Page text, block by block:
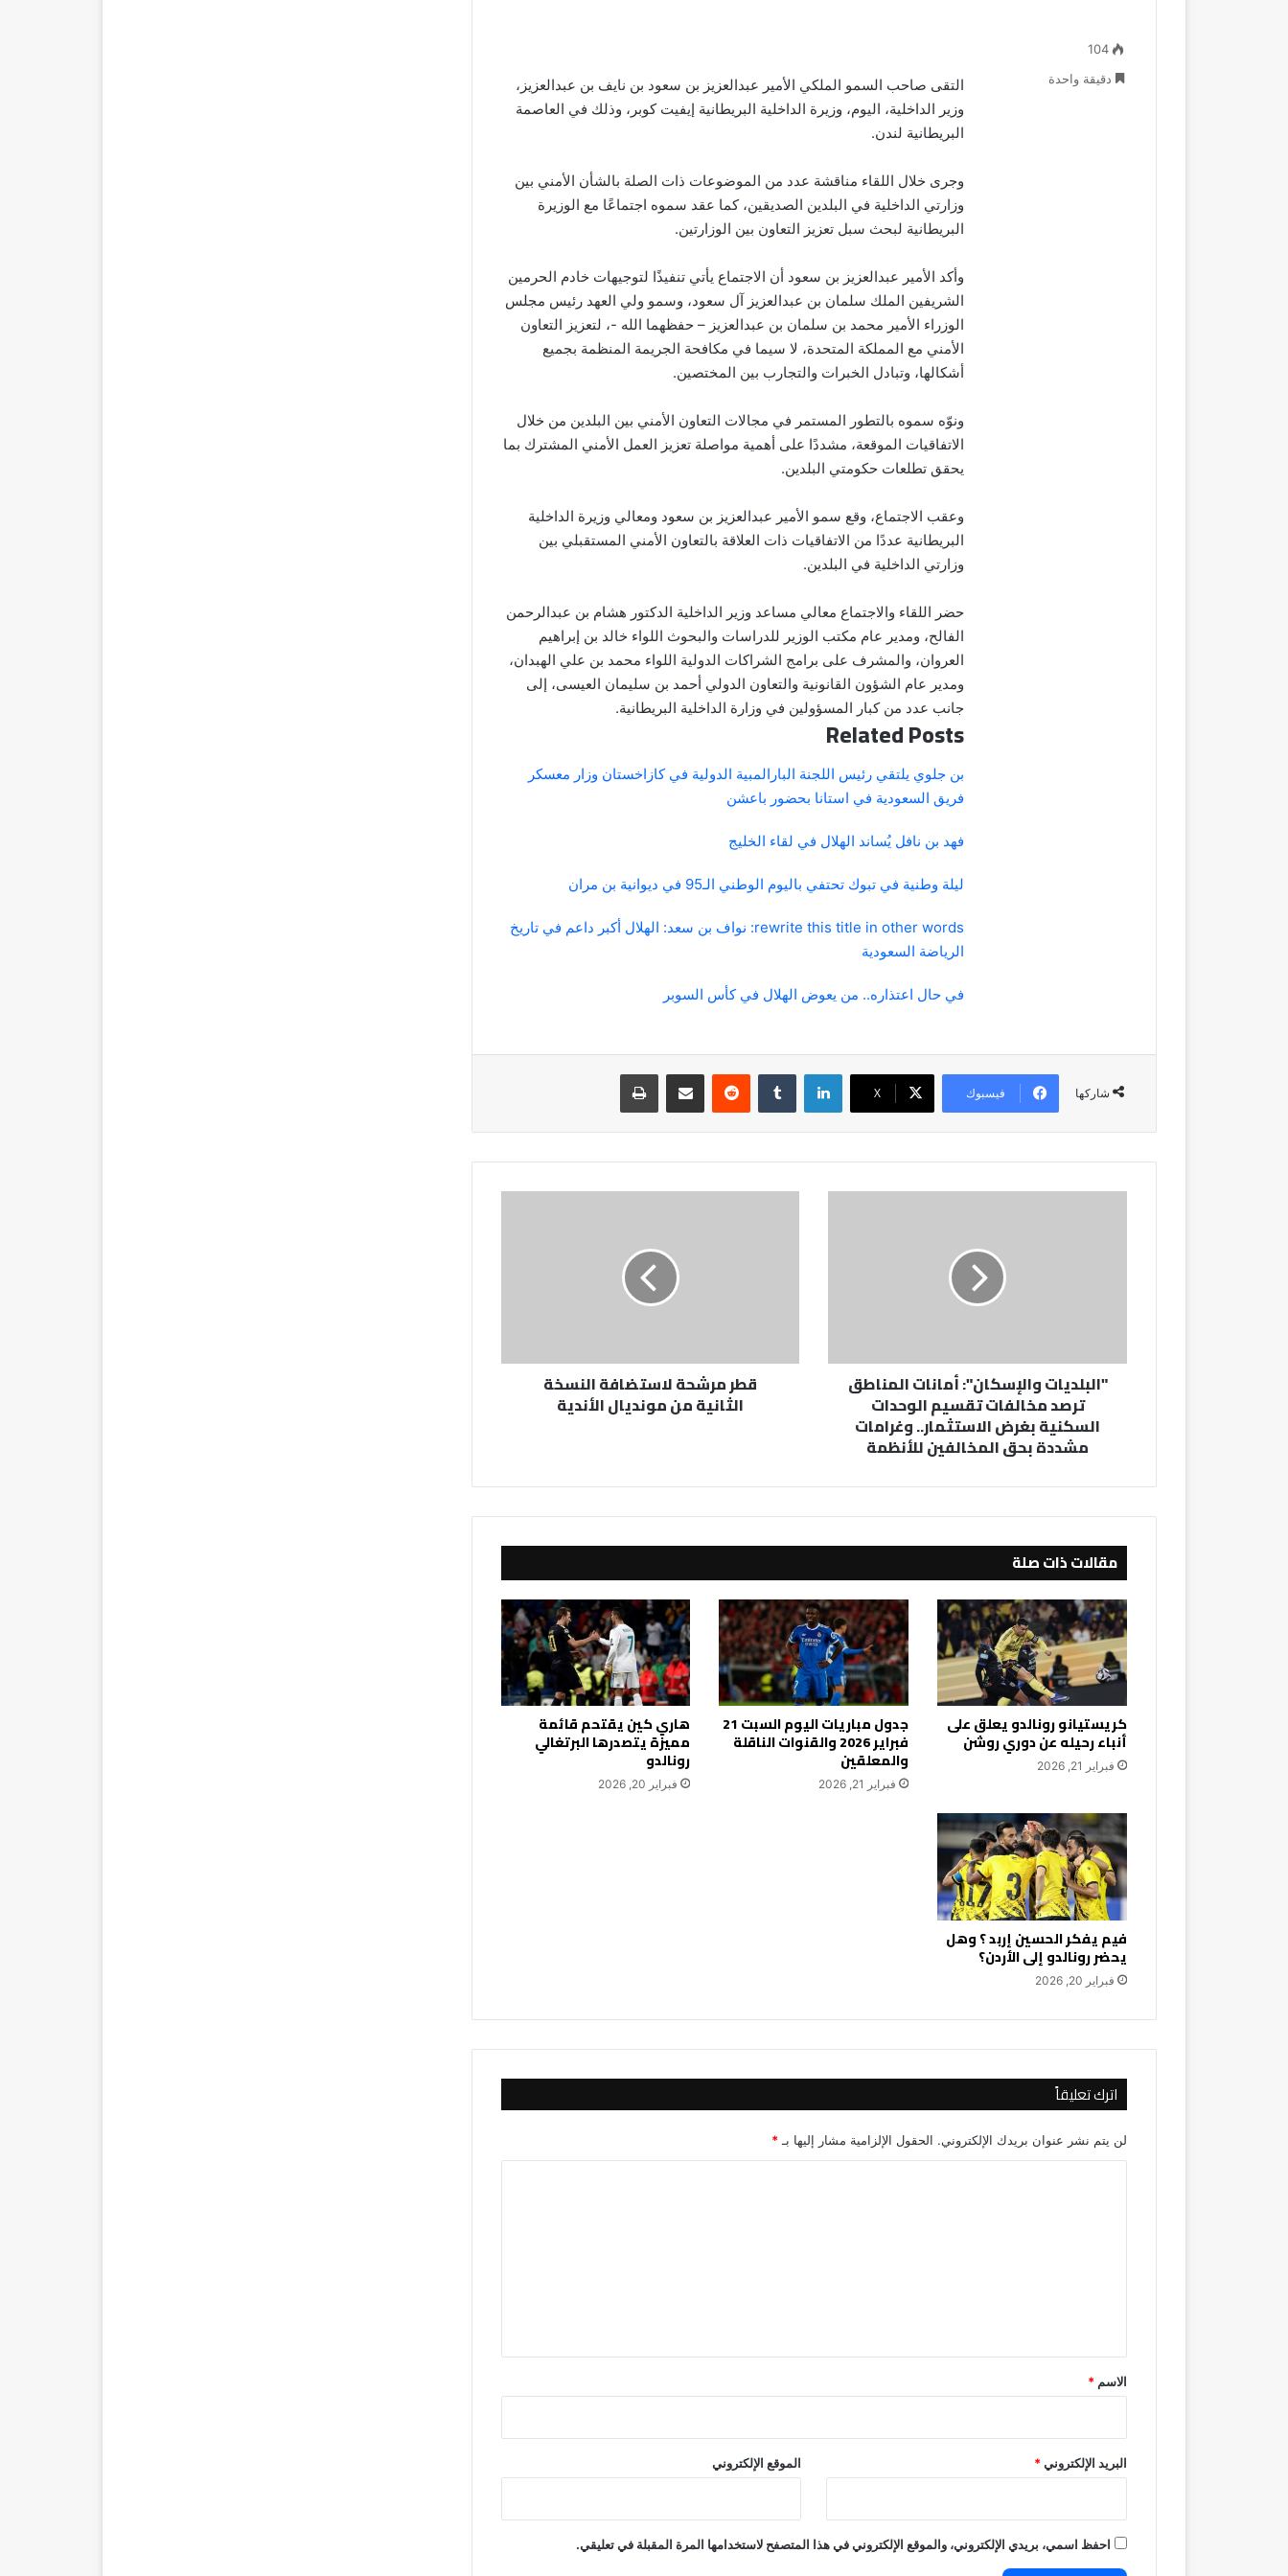
التقى صاحب السمو الملكي الأمير عبدالعزيز بن سعود بن نايف بن عبدالعزيز،
وزير الداخلية، اليوم، وزيرة الداخلية البريطانية إيفيت كوبر، وذلك في العاصمة
البريطانية لندن.
وجرى خلال اللقاء مناقشة عدد من الموضوعات ذات الصلة بالشأن الأمني بين
وزارتي الداخلية في البلدين الصديقين، كما عقد سموه اجتماعًا مع الوزيرة
البريطانية لبحث سبل تعزيز التعاون بين الوزارتين.
وأكد الأمير عبدالعزيز بن سعود أن الاجتماع يأتي تنفيذًا لتوجيهات خادم الحرمين
الشريفين الملك سلمان بن عبدالعزيز آل سعود، وسمو ولي العهد رئيس مجلس
الوزراء الأمير محمد بن سلمان بن عبدالعزيز – حفظهما الله -، لتعزيز التعاون
الأمني مع المملكة المتحدة، لا سيما في مكافحة الجريمة المنظمة بجميع
أشكالها، وتبادل الخبرات والتجارب بين المختصين.
ونوّه سموه بالتطور المستمر في مجالات التعاون الأمني بين البلدين من خلال
الاتفاقيات الموقعة، مشددًا على أهمية مواصلة تعزيز العمل الأمني المشترك بما
يحقق تطلعات حكومتي البلدين.
وعقب الاجتماع، وقع سمو الأمير عبدالعزيز بن سعود ومعالي وزيرة الداخلية
البريطانية عددًا من الاتفاقيات ذات العلاقة بالتعاون الأمني المستقبلي بين
وزارتي الداخلية في البلدين.
حضر اللقاء والاجتماع معالي مساعد وزير الداخلية الدكتور هشام بن عبدالرحمن
الفالح، ومدير عام مكتب الوزير للدراسات والبحوث اللواء خالد بن إبراهيم
العروان، والمشرف على برامج الشراكات الدولية اللواء محمد بن علي الهبدان،
ومدير عام الشؤون القانونية والتعاون الدولي أحمد بن سليمان العيسى، إلى
جانب عدد من كبار المسؤولين في وزارة الداخلية البريطانية.
Related Posts
بن جلوي يلتقي رئيس اللجنة البارالمبية الدولية في كازاخستان وزار معسكر
فريق السعودية في استانا بحضور باعشن
فهد بن نافل يُساند الهلال في لقاء الخليج
ليلة وطنية في تبوك تحتفي باليوم الوطني الـ95 في ديوانية بن مران
rewrite this title in other words: نواف بن سعد: الهلال أكبر داعم في تاريخ
الرياضة السعودية
في حال اعتذاره.. من يعوض الهلال في كأس السوبر
104
دقيقة واحدة
شاركها فيسبوك ‫X
لينكدإن مشاركة عبر البريد طباعة
السكنية
بغرض
الاستثمار..
وغرامات
"البلديات والإسكان": أمانات المناطق
ترصد مخالفات تقسيم الوحدات
السكنية بغرض الاستثمار.. وغرامات
مشددة بحق المخالفين للأنظمة
قطر مرشحة لاستضافة النسخة
الثانية من مونديال الأندية
مقالات ذات صلة
كريستيانو رونالدو يعلق على
أنباء رحيله عن دوري روشن
فبراير 21, 2026
جدول مباريات اليوم السبت 21
فبراير 2026 والقنوات الناقلة
والمعلقين
فبراير 21, 2026
هاري كين يقتحم قائمة
مميزة يتصدرها البرتغالي
رونالدو
فبراير 20, 2026
فيم يفكر الحسين إربد ؟ وهل
يحضر رونالدو إلى الأردن؟
فبراير 20, 2026
اترك تعليقاً
لن يتم نشر عنوان بريدك الإلكتروني. الحقول الإلزامية مشار إليها بـ *
*
الاسم *
البريد الإلكتروني* الموقع الإلكتروني
احفظ اسمي، بريدي الإلكتروني، والموقع الإلكتروني في هذا المتصفح لاستخدامها المرة المقبلة في تعليقي.